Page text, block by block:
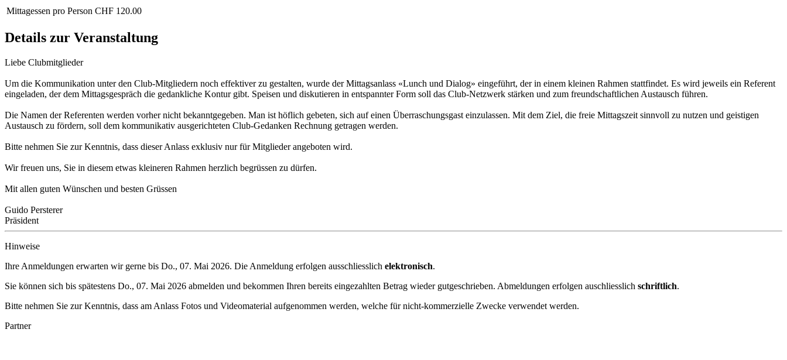
Mittagessen pro Person CHF 120.00
Details zur Veranstaltung
Liebe Clubmitglieder
Um die Kommunikation unter den Club-Mitgliedern noch effektiver zu gestalten, wurde der Mittagsanlass «Lunch und Dialog» eingeführt, der in einem kleinen Rahmen stattfindet. Es wird jeweils ein Referent
eingeladen, der dem Mittagsgespräch die gedankliche Kontur gibt. Speisen und diskutieren in entspannter Form soll das Club-Netzwerk stärken und zum freundschaftlichen Austausch führen.
Die Namen der Referenten werden vorher nicht bekanntgegeben. Man ist höflich gebeten, sich auf einen Überraschungsgast einzulassen. Mit dem Ziel, die freie Mittagszeit sinnvoll zu nutzen und geistigen
Austausch zu fördern, soll dem kommunikativ ausgerichteten Club-Gedanken Rechnung getragen werden.
Bitte nehmen Sie zur Kenntnis, dass dieser Anlass exklusiv nur für Mitglieder angeboten wird.
Wir freuen uns, Sie in diesem etwas kleineren Rahmen herzlich begrüssen zu dürfen.
Mit allen guten Wünschen und besten Grüssen
Guido Persterer
Präsident
Hinweise
Ihre Anmeldungen erwarten wir gerne bis Do., 07. Mai 2026. Die Anmeldung erfolgen ausschliesslich elektronisch.
Sie können sich bis spätestens Do., 07. Mai 2026 abmelden und bekommen Ihren bereits eingezahlten Betrag wieder gutgeschrieben. Abmeldungen erfolgen auschliesslich schriftlich.
Bitte nehmen Sie zur Kenntnis, dass am Anlass Fotos und Videomaterial aufgenommen werden, welche für nicht-kommerzielle Zwecke verwendet werden.
Partner